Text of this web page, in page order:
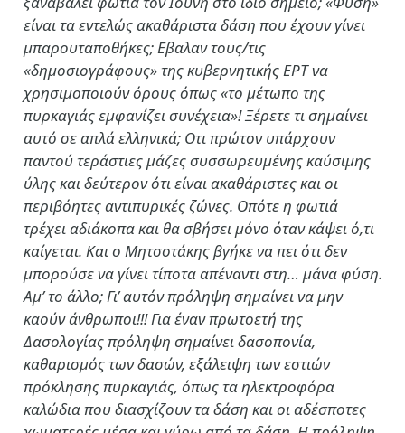
είναι τα εντελώς ακαθάριστα δάση που έχουν γίνει
μπαρουταποθήκες; Εβαλαν τους/τις
«δημοσιογράφους» της κυβερνητικής ΕΡΤ να
χρησιμοποιούν όρους όπως «το μέτωπο της
πυρκαγιάς εμφανίζει συνέχεια»! Ξέρετε τι σημαίνει
αυτό σε απλά ελληνικά; Οτι πρώτον υπάρχουν
παντού τεράστιες μάζες συσσωρευμένης καύσιμης
ύλης και δεύτερον ότι είναι ακαθάριστες και οι
περιβόητες αντιπυρικές ζώνες. Οπότε η φωτιά
τρέχει αδιάκοπα και θα σβήσει μόνο όταν κάψει ό,τι
καίγεται. Και ο Μητσοτάκης βγήκε να πει ότι δεν
μπορούσε να γίνει τίποτα απέναντι στη… μάνα φύση.
Αμ’ το άλλο; Γι’ αυτόν πρόληψη σημαίνει να μην
καούν άνθρωποι!!! Για έναν πρωτοετή της
Δασολογίας πρόληψη σημαίνει δασοπονία,
καθαρισμός των δασών, εξάλειψη των εστιών
πρόκλησης πυρκαγιάς, όπως τα ηλεκτροφόρα
καλώδια που διασχίζουν τα δάση και οι αδέσποτες